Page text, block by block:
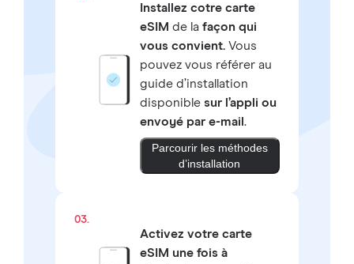
Installez cotre carte
eSIM de la façon qui
vous convient.Vous
pouvez vous référer au
guide d’installation
disponible sur l’appli ou
envoyé par e-mail .
Parcourir les méthodes
d’installation
03.
Activez votre carte
eSIM une fois à